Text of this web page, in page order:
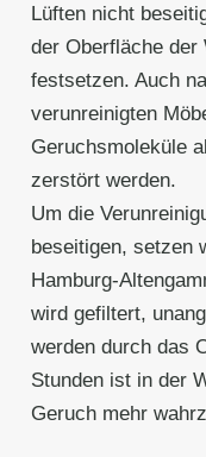
Lüften nicht
der Oberfläche der
festsetzen. Auch
verunreinigten
Geruchsmoleküle
zerstört werden.
Um die
beseitigen, setzen
Hamburg-
wird gefiltert,
werden durch das
Stunden ist in der
Geruch mehr